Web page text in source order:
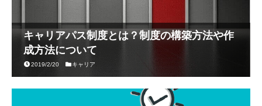
キャリアパス制度とは？制度の構築方法や作
成方法について
2019/2/20 キャリア